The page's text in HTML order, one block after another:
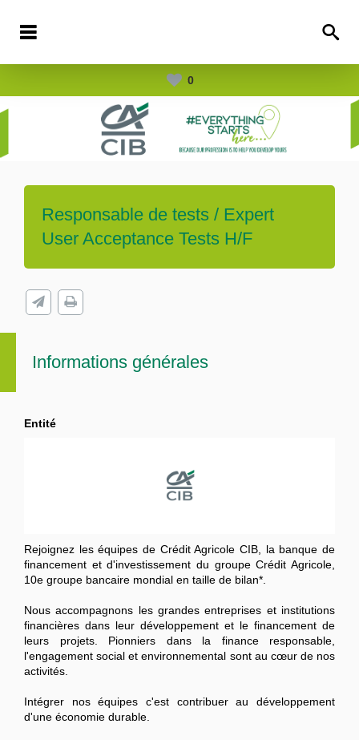
0
Responsable de tests / Expert
User Acceptance Tests H/F
Informations générales
Entité
Rejoignez les équipes de Crédit Agricole CIB, la banque de
financement et d'investissement du groupe Crédit Agricole,
10e groupe bancaire mondial en taille de bilan*.
Nous accompagnons les grandes entreprises et institutions
financières dans leur développement et le financement de
leurs projets. Pionniers dans la finance responsable,
l'engagement social et environnemental sont au cœur de nos
activités.
Intégrer nos équipes c'est contribuer au développement
d'une économie durable.